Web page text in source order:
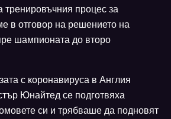
тренировъчния процес за
в отговор на решението на
шампионата до второ
с коронавируса в Англия
Юнайтед се подготвяха
си и трябваше да подновят